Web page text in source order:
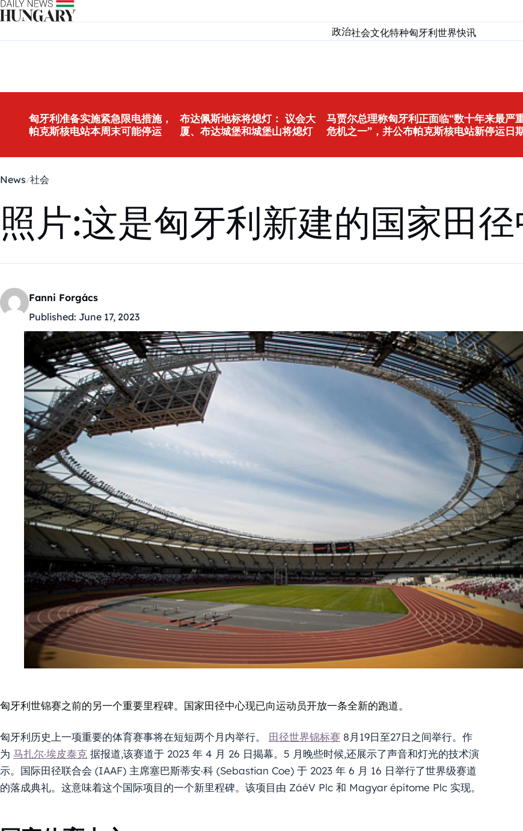
Skip to content
政治社会文化特种匈牙利世界快讯
匈牙利准备实施紧急限电措施，
帕克斯核电站本周末可能停运
布达佩斯地标将熄灯： 议会大
厦、布达城堡和城堡山将熄灯
马贾尔总理称匈牙利正面临“数十年来最严
危机之一”，并公布帕克斯核电站新停运日
News 社会
照片:这是匈牙利新建的国家田
Fanni Forgács
Published: June 17, 2023
匈牙利世锦赛之前的另一个重要里程碑。国家田径中心现已向运动员开放一条全新的跑道。
匈牙利历史上一项重要的体育赛事将在短短两个月内举行。 田径世界锦标赛 8月19日至27日之间举行。作
为 马扎尔·埃皮泰克 据报道,该赛道于 2023 年 4 月 26 日揭幕。5 月晚些时候,还展示了声音和灯光的技术演
示。国际田径联合会 (IAAF) 主席塞巴斯蒂安·科 (Sebastian Coe) 于 2023 年 6 月 16 日举行了世界级赛道
的落成典礼。这意味着这个国际项目的一个新里程碑。该项目由 ZáéV Plc 和 Magyar építome Plc 实现。